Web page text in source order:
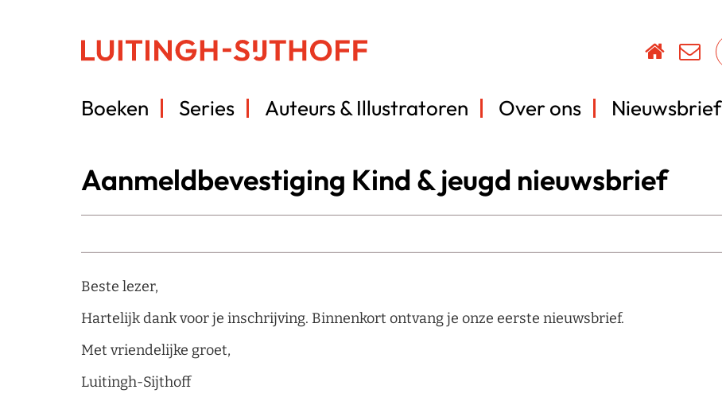
Boeken Series Auteurs & Illustratoren Over ons Nieuwsbrief
Aanmeldbevestiging Kind & jeugd nieuwsbrief
Beste lezer,
Hartelijk dank voor je inschrijving. Binnenkort ontvang je onze eerste nieuwsbrief.
Met vriendelijke groet,
Luitingh-Sijthoff